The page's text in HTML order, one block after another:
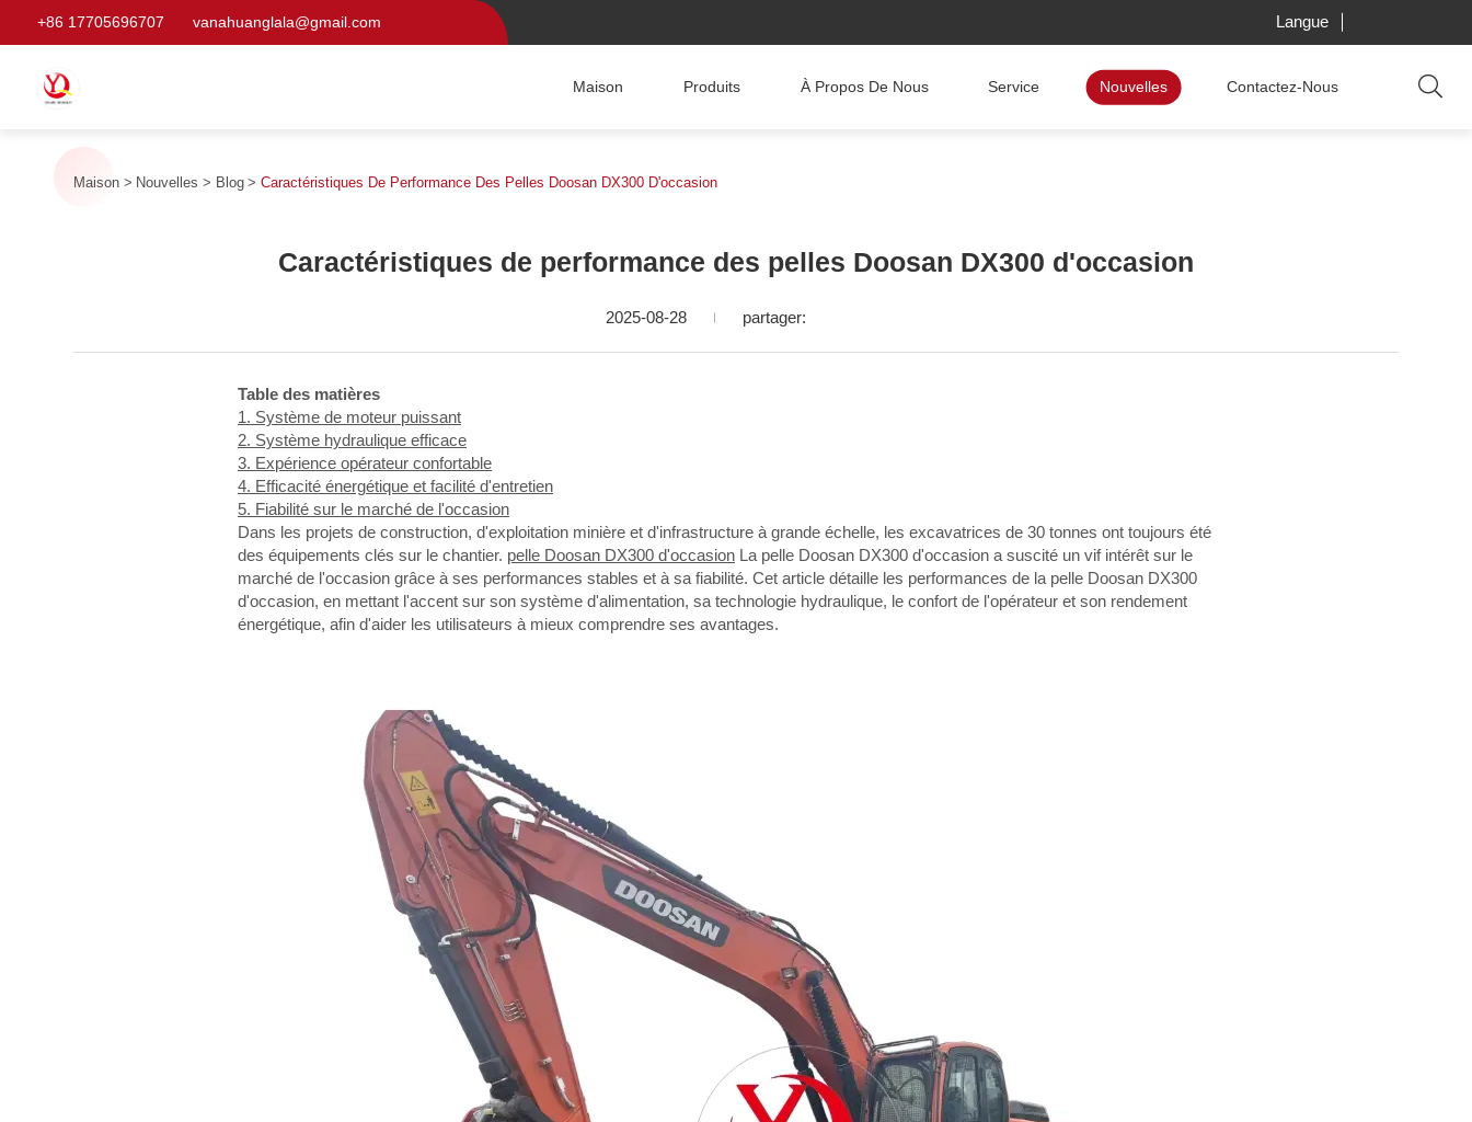
+86 17705696707 vanahuanglala@gmail.com Langue
Maison Produits À Propos De Nous Service Nouvelles Contactez-Nous
Maison Nouvelles Blog Caractéristiques De Performance Des Pelles Doosan DX300 D'occasion
Caractéristiques de performance des pelles Doosan DX300 d'occasion
2025-08-28 partager:
Table des matières
1. Système de moteur puissant
2. Système hydraulique efficace
3. Expérience opérateur confortable
4. Efficacité énergétique et facilité d'entretien
5. Fiabilité sur le marché de l'occasion
Dans les projets de construction, d'exploitation minière et d'infrastructure à grande échelle, les excavatrices de 30 tonnes ont toujours été
des équipements clés sur le chantier. pelle Doosan DX300 d'occasion La pelle Doosan DX300 d'occasion a suscité un vif intérêt sur le
marché de l'occasion grâce à ses performances stables et à sa fiabilité. Cet article détaille les performances de la pelle Doosan DX300
d'occasion, en mettant l'accent sur son système d'alimentation, sa technologie hydraulique, le confort de l'opérateur et son rendement
énergétique, afin d'aider les utilisateurs à mieux comprendre ses avantages.